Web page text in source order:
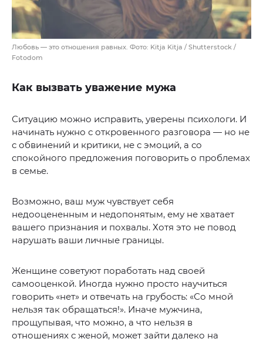
Любовь — это отношения равных. Фото: Kitja Kitja / Shutterstock /
Fotodom
Как вызвать уважение мужа
Ситуацию можно исправить, уверены психологи. И
начинать нужно с откровенного разговора — но не
с обвинений и критики, не с эмоций, а со
спокойного предложения поговорить о проблемах
в семье.
Возможно, ваш муж чувствует себя
недооцененным и недопонятым, ему не хватает
вашего признания и похвалы. Хотя это не повод
нарушать ваши личные границы.
Женщине советуют поработать над своей
самооценкой. Иногда нужно просто научиться
говорить «нет» и отвечать на грубость: «Со мной
нельзя так обращаться!». Иначе мужчина,
прощупывая, что можно, а что нельзя в
отношениях с женой, может зайти далеко на